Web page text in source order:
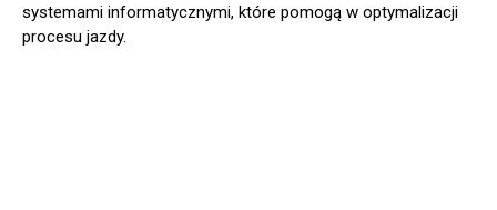
systemami informatycznymi, które pomogą w optymalizacji
procesu jazdy.